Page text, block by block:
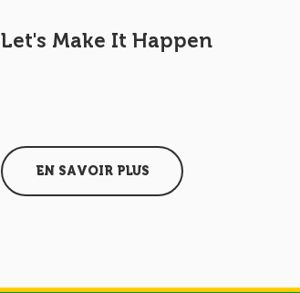
Let's Make It Happen
EN SAVOIR PLUS